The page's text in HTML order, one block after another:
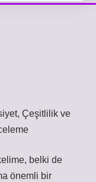
Çeşitlilik ve
belki de
önemli bir